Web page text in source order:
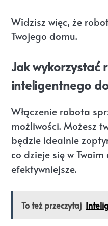
Widzisz więc, że
Twojego domu.
Jak
inteligentnego
Włączenie robota
możliwości. Możesz
będzie idealnie
co dzieje się w
efektywniejsze.
To też przeczytaj